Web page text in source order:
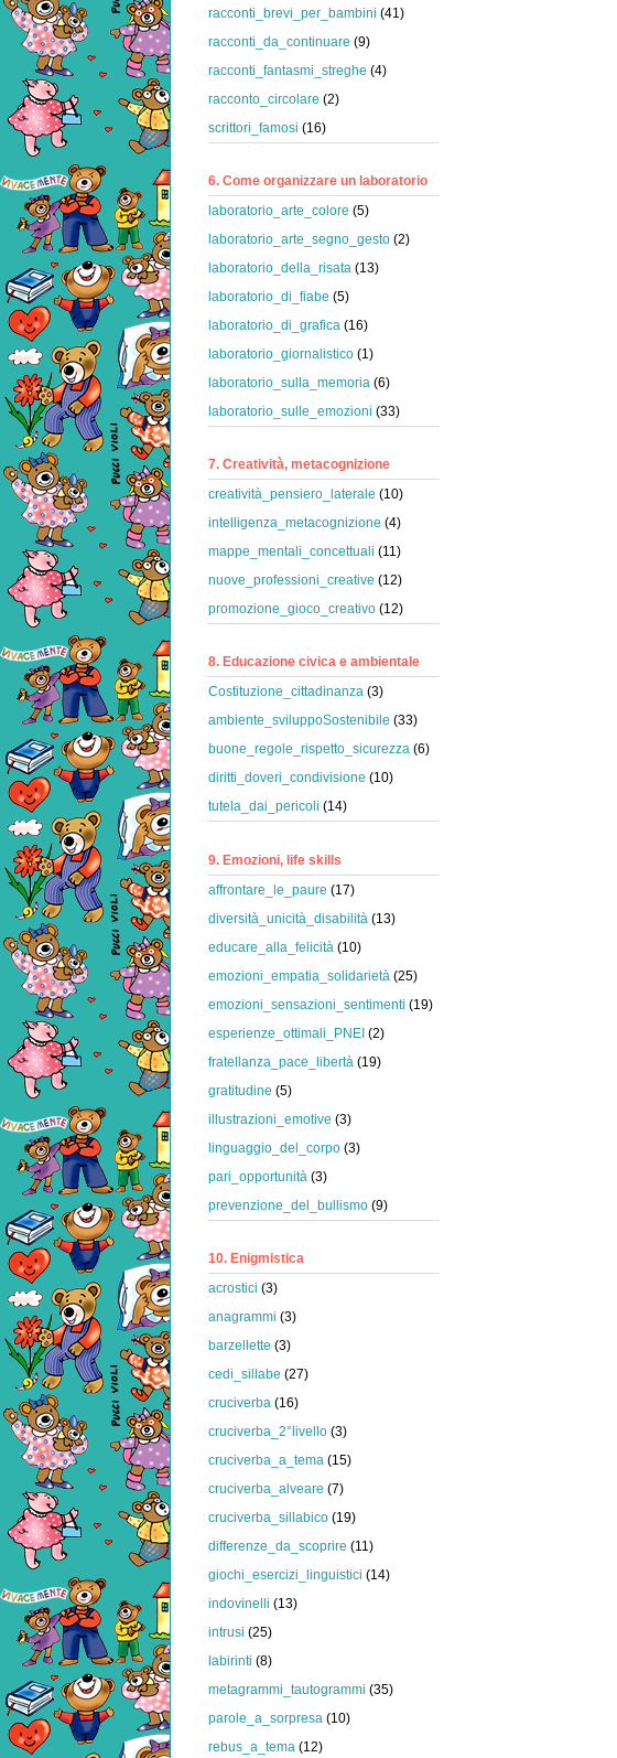
racconti_brevi_per_bambini (41)
racconti_da_continuare (9)
racconti_fantasmi_streghe (4)
racconto_circolare (2)
scrittori_famosi (16)
6. Come organizzare un laboratorio
laboratorio_arte_colore (5)
laboratorio_arte_segno_gesto (2)
laboratorio_della_risata (13)
laboratorio_di_fiabe (5)
laboratorio_di_grafica (16)
laboratorio_giornalistico (1)
laboratorio_sulla_memoria (6)
laboratorio_sulle_emozioni (33)
7. Creatività, metacognizione
creatività_pensiero_laterale (10)
intelligenza_metacognizione (4)
mappe_mentali_concettuali (11)
nuove_professioni_creative (12)
promozione_gioco_creativo (12)
8. Educazione civica e ambientale
Costituzione_cittadinanza (3)
ambiente_sviluppoSostenibile (33)
buone_regole_rispetto_sicurezza (6)
diritti_doveri_condivisione (10)
tutela_dai_pericoli (14)
9. Emozioni, life skills
affrontare_le_paure (17)
diversità_unicità_disabilità (13)
educare_alla_felicità (10)
emozioni_empatia_solidarietà (25)
emozioni_sensazioni_sentimenti (19)
esperienze_ottimali_PNEI (2)
fratellanza_pace_libertà (19)
gratitudine (5)
illustrazioni_emotive (3)
linguaggio_del_corpo (3)
pari_opportunità (3)
prevenzione_del_bullismo (9)
10. Enigmistica
acrostici (3)
anagrammi (3)
barzellette (3)
cedi_sillabe (27)
cruciverba (16)
cruciverba_2°livello (3)
cruciverba_a_tema (15)
cruciverba_alveare (7)
cruciverba_sillabico (19)
differenze_da_scoprire (11)
giochi_esercizi_linguistici (14)
indovinelli (13)
intrusi (25)
labirinti (8)
metagrammi_tautogrammi (35)
parole_a_sorpresa (10)
rebus_a_tema (12)